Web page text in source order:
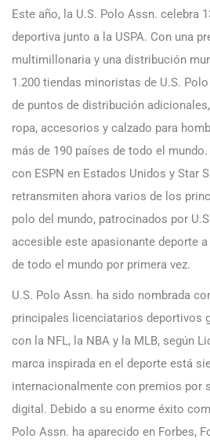
Este año, la U.S. Polo Assn. celebra
deportiva junto a la USPA. Con una
multimillonaria y una distribución
1.200 tiendas minoristas de U.S.
de puntos de distribución
ropa, accesorios y calzado para
más de 190 países de todo el
con ESPN en Estados Unidos y Star
retransmiten ahora varios de los
polo del mundo, patrocinados por
accesible este apasionante deporte
de todo el mundo por primera vez.
U.S. Polo Assn. ha sido nombrada
principales licenciatarios deportivos
con la NFL, la NBA y la MLB, según
marca inspirada en el deporte está
internacionalmente con premios por
digital. Debido a su enorme éxito
Polo Assn. ha aparecido en Forbes,